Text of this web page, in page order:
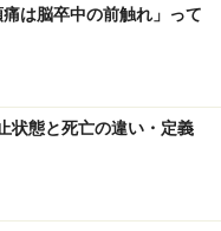
は脳卒中の前触れ」って
状態と死亡の違い・定義